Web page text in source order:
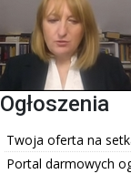
Ogłoszenia
Twoja oferta na
Portal darmowych